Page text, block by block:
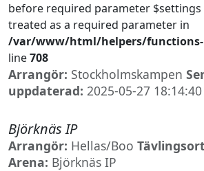
before required parameter
treated as a required parameter in
/var/www/html/helpers/
line708
Arrangör: Stockholmskampen
uppdaterad: 2025-05-27 18:14:40
Björknäs IP
Arrangör: Hellas/Boo
Arena: Björknäs IP